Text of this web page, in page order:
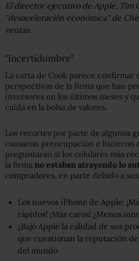
El director ejecutivo de Apple, Tim
"desaceleración económica" de
ventas.
"Incertidumbre"
La carta de Cook parece confirmar
perspectivas de la firma que han
inversores en los últimos meses y
caída en la bolsa de valores.
Los recortes por parte de algunos
causaron preocupación e hicieron
preguntaran si los celulares más
la firma no estaban atrayendo lo
compradores, en parte debido a
Los nuevos iPhone de Apple:
rápidos! ¡Más caros! ¿Menos
¿Bajó Apple la calidad de sus
que cuestionan la reputación de
del mundo